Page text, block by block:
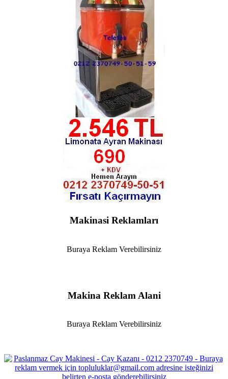
Makinasi Reklamları
Buraya Reklam Verebilirsiniz
Makina Reklam Alani
Buraya Reklam Verebilirsiniz